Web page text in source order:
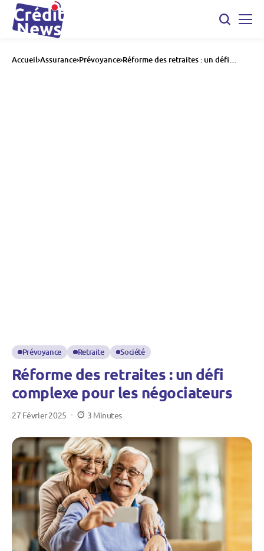
Accueil Assurance Prévoyance Réforme des retraites : un défi
Prévoyance Retraite Société
Réforme des retraites : un défi
complexe pour les négociateurs
27 Février 2025 3 Minutes